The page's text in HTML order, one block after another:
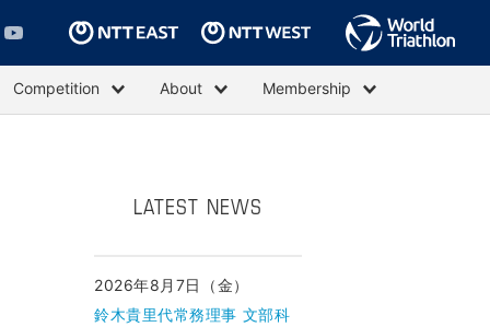
Competition About Membership
LATEST NEWS
2026年8月7日（金）
鈴木貴里代常務理事 文部科